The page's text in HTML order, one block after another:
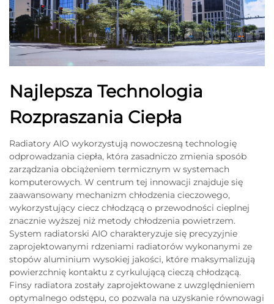
Najlepsza Technologia
Rozpraszania Ciepła
Radiatory AIO wykorzystują nowoczesną technologię
odprowadzania ciepła, która zasadniczo zmienia sposób
zarządzania obciążeniem termicznym w systemach
komputerowych. W centrum tej innowacji znajduje się
zaawansowany mechanizm chłodzenia cieczowego,
wykorzystujący ciecz chłodzącą o przewodności cieplnej
znacznie wyższej niż metody chłodzenia powietrzem.
System radiatorski AIO charakteryzuje się precyzyjnie
zaprojektowanymi rdzeniami radiatorów wykonanymi ze
stopów aluminium wysokiej jakości, które maksymalizują
powierzchnię kontaktu z cyrkulującą cieczą chłodzącą.
Finsy radiatora zostały zaprojektowane z uwzględnieniem
optymalnego odstępu, co pozwala na uzyskanie równowagi